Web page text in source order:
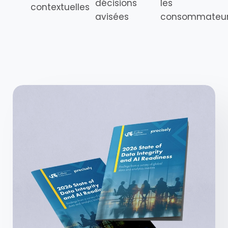
contextuelles décisions
avisées
les